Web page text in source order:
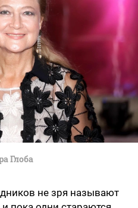
Глоба
не зря называют